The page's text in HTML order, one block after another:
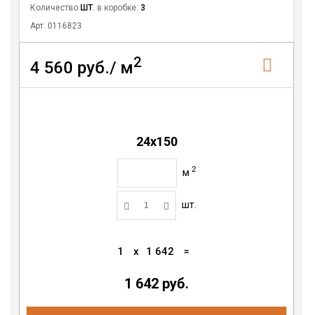
Количество ШТ. в коробке: 3
Арт. 0116823
4 560 руб./ м2
24х150
м 2
шт.
1 x 1 642 =
1 642 руб.